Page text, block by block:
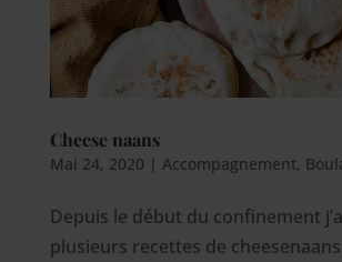
Cheese naans
Mai 24, 2020 | Accompagnement,
Depuis le début du confinement
plusieurs recettes de cheesenaans